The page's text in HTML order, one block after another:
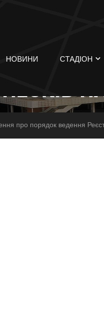
НОВИНИ СТАДІОН
про порядок ведення